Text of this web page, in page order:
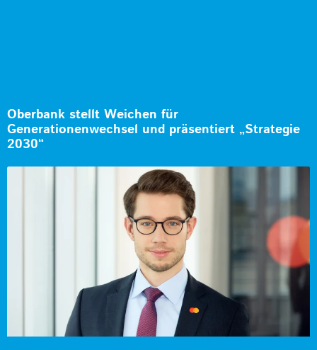
Oberbank stellt Weichen für
Generationenwechsel und präsentiert „Strategie
2030“